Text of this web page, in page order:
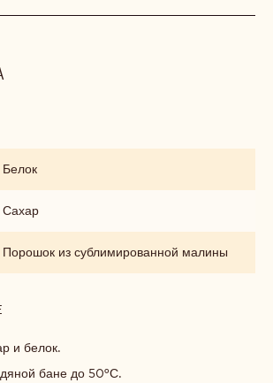
Белок
Сахар
Порошок из сублимированной малины
и белок.
бане до 50°С.